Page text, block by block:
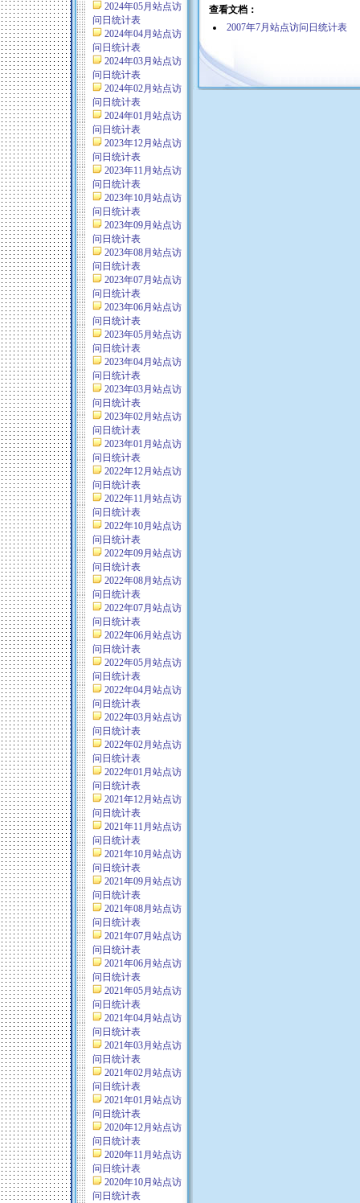
2024年05月站点访
问日统计表
2024年04月站点访
问日统计表
2024年03月站点访
问日统计表
2024年02月站点访
问日统计表
2024年01月站点访
问日统计表
2023年12月站点访
问日统计表
2023年11月站点访
问日统计表
2023年10月站点访
问日统计表
2023年09月站点访
问日统计表
2023年08月站点访
问日统计表
2023年07月站点访
问日统计表
2023年06月站点访
问日统计表
2023年05月站点访
问日统计表
2023年04月站点访
问日统计表
2023年03月站点访
问日统计表
2023年02月站点访
问日统计表
2023年01月站点访
问日统计表
2022年12月站点访
问日统计表
2022年11月站点访
问日统计表
2022年10月站点访
问日统计表
2022年09月站点访
问日统计表
2022年08月站点访
问日统计表
2022年07月站点访
问日统计表
2022年06月站点访
问日统计表
2022年05月站点访
问日统计表
2022年04月站点访
问日统计表
2022年03月站点访
问日统计表
2022年02月站点访
问日统计表
2022年01月站点访
问日统计表
2021年12月站点访
问日统计表
2021年11月站点访
问日统计表
2021年10月站点访
问日统计表
2021年09月站点访
问日统计表
2021年08月站点访
问日统计表
2021年07月站点访
问日统计表
2021年06月站点访
问日统计表
2021年05月站点访
问日统计表
2021年04月站点访
问日统计表
2021年03月站点访
问日统计表
2021年02月站点访
问日统计表
2021年01月站点访
问日统计表
2020年12月站点访
问日统计表
2020年11月站点访
问日统计表
2020年10月站点访
问日统计表
查看文档：
2007年7月站点访问日统计表